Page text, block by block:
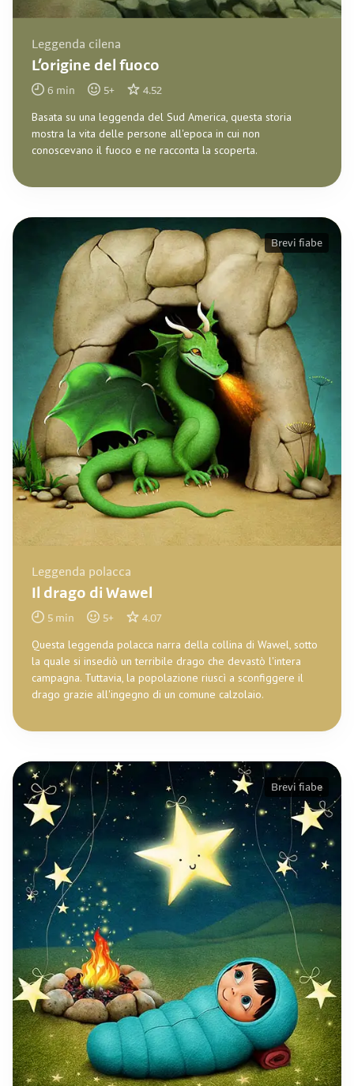
Leggenda cilena
L’origine del fuoco
6 min 5+ 4.52
Basata su una leggenda del Sud America, questa storia
mostra la vita delle persone all'epoca in cui non
conoscevano il fuoco e ne racconta la scoperta.
Leggenda polacca
Il drago di Wawel
5 min 5+ 4.07
Questa leggenda polacca narra della collina di Wawel, sotto
la quale si insediò un terribile drago che devastò l'intera
campagna. Tuttavia, la popolazione riuscì a sconfiggere il
drago grazie all'ingegno di un comune calzolaio.
Brevi fiabe
Brevi fiabe